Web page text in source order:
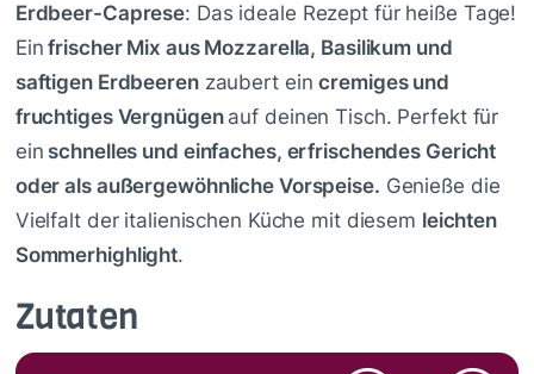
Erdbeer-Caprese: Das ideale Rezept für heiße Tage!
Ein frischer Mix aus Mozzarella, Basilikum und
saftigen Erdbeerenzaubert eincremiges und
fruchtiges Vergnügen auf deinen Tisch. Perfekt für
ein schnelles und einfaches, erfrischendes Gericht
oder als außergewöhnliche Vorspeise. Genieße die
Vielfalt der italienischen Küche mit diesem leichten
Sommerhighlight.
Zutaten